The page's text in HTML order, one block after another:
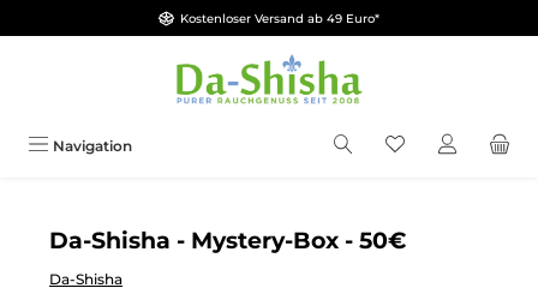
Zum Hauptinhalt springenKostenloser Versand ab 49 Euro*
Navigation Du hast 0
Da-Shisha - Mystery-Box - 50€
Da-Shisha